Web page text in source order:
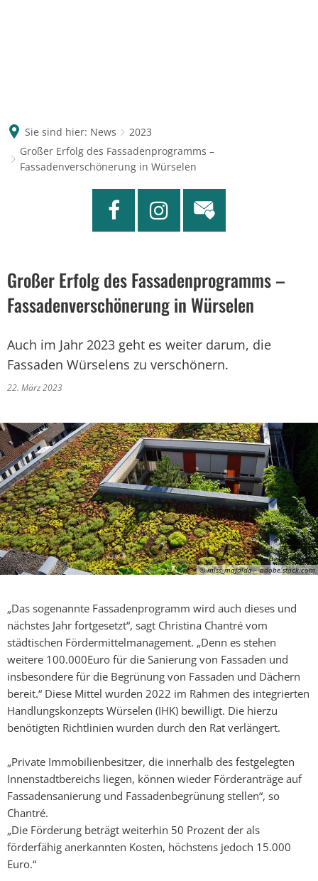
Sie sind hier: News
2023
Großer Erfolg des Fassadenprogramms –
Fassadenverschönerung in Würselen
Großer Erfolg des Fassadenprogramms –
Fassadenverschönerung in Würselen
Auch im Jahr 2023 geht es weiter darum, die
Fassaden Würselens zu verschönern.
22. März 2023
© miss_mafalda – adobe.stock.com
„Das sogenannte Fassadenprogramm wird auch dieses und
nächstes Jahr fortgesetzt“, sagt Christina Chantré vom
städtischen Fördermittelmanagement. „Denn es stehen
weitere 100.000Euro für die Sanierung von Fassaden und
insbesondere für die Begrünung von Fassaden und Dächern
bereit.“ Diese Mittel wurden 2022 im Rahmen des integrierten
Handlungskonzepts Würselen (IHK) bewilligt. Die hierzu
benötigten Richtlinien wurden durch den Rat verlängert.
„Private Immobilienbesitzer, die innerhalb des festgelegten
Innenstadtbereichs liegen, können wieder Förderanträge auf
Fassadensanierung und Fassadenbegrünung stellen“, so
Chantré.
„Die Förderung beträgt weiterhin 50 Prozent der als
förderfähig anerkannten Kosten, höchstens jedoch 15.000
Euro.“